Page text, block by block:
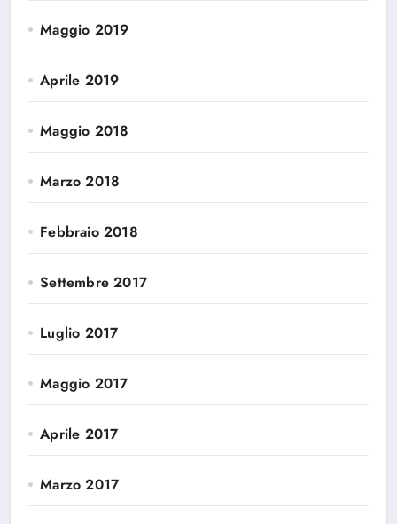
Maggio 2019
Aprile 2019
Maggio 2018
Marzo 2018
Febbraio 2018
Settembre 2017
Luglio 2017
Maggio 2017
Aprile 2017
Marzo 2017